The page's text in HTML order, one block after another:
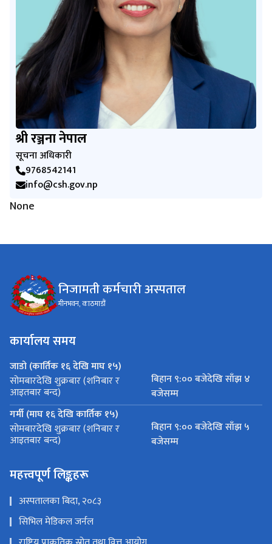
श्री रञ्जना नेपाल
सूचना अधिकारी
9768542141
info@csh.gov.np
None
निजामती कर्मचारी अस्पताल
मीनभवन, काठमाडौं
कार्यालय समय
जाडो (कार्तिक १६ देखि माघ १५)
सोमबारदेखि शुक्रबार (शनिबार र
आइतबार बन्द)
बिहान ९:०० बजेदेखि साँझ ४
बजेसम्म
गर्मी (माघ १६ देखि कार्तिक १५)
सोमबारदेखि शुक्रबार (शनिबार र
आइतबार बन्द)
बिहान ९:०० बजेदेखि साँझ ५
बजेसम्म
महत्त्वपूर्ण लिङ्कहरू
अस्पतालका बिदा, २०८३
सिभिल मेडिकल जर्नल